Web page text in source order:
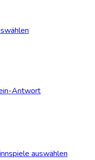
Antwort
auswählen